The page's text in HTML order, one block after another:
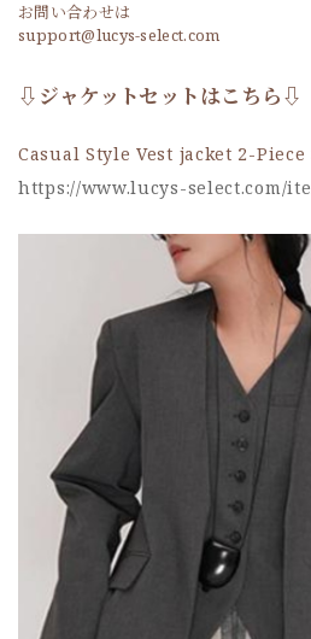
お問い合わせは
support@lucys-select.com
⇩ジャケットセットはこちら⇩
Casual Style Vest jacket 2-Piece
https://www.lucys-select.com/